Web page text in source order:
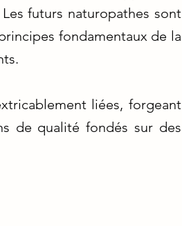
futurs naturopathes sont
fondamentaux de la
liées, forgeant
de qualité fondés sur des